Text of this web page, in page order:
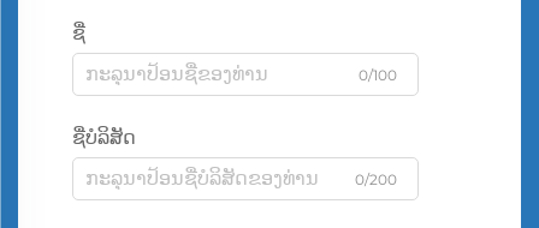
ຊື່
0/100
ຊື່ບໍລິສັດ
0/200